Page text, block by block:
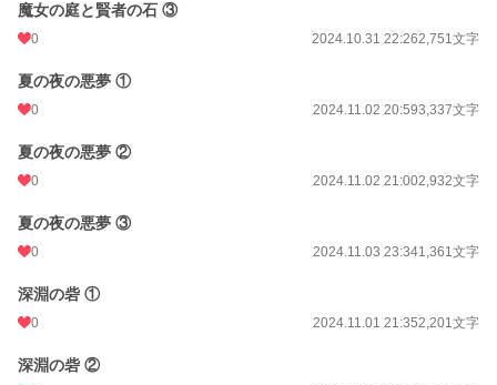
魔女の庭と賢者の石 ③
0 2024.10.31 22:262,751文字
夏の夜の悪夢 ①
0 2024.11.02 20:593,337文字
夏の夜の悪夢 ②
0 2024.11.02 21:002,932文字
夏の夜の悪夢 ③
0 2024.11.03 23:341,361文字
深淵の砦 ①
0 2024.11.01 21:352,201文字
深淵の砦 ②